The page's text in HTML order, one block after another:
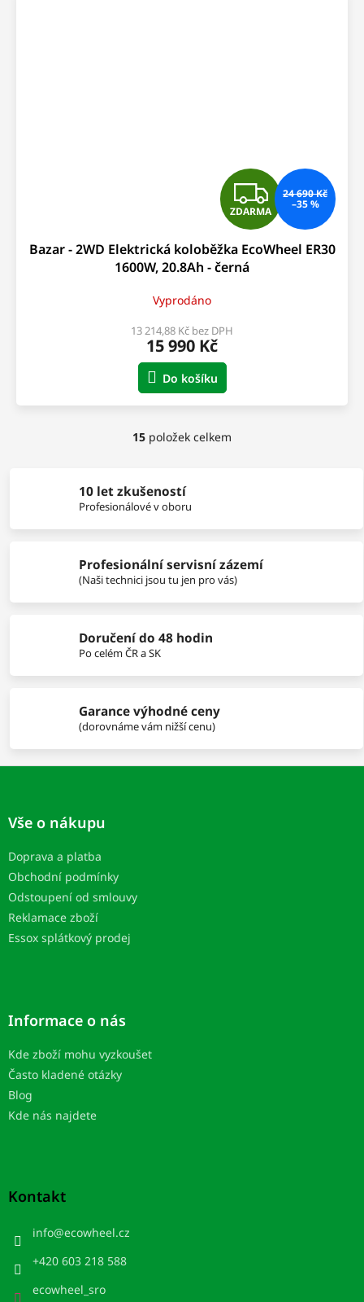
Z
D
A
ZDARMA
24 690 Kč
–35 %
Bazar - 2WD Elektrická koloběžka EcoWheel ER30
1600W, 20.8Ah - černá
Vyprodáno
13 214,88 Kč bez DPH
15 990 Kč
Do košíku
O
á
d
c
p
r
v
v
p
s
u
15 položek celkem
10 let zkušeností
Profesionálové v oboru
Profesionální servisní zázemí
(Naši technici jsou tu jen pro vás)
Doručení do 48 hodin
Po celém ČR a SK
Garance výhodné ceny
(dorovnáme vám nižší cenu)
Z
Vše o nákupu
Doprava a platba
Obchodní podmínky
Odstoupení od smlouvy
Reklamace zboží
Essox splátkový prodej
Informace o nás
Kde zboží mohu vyzkoušet
Často kladené otázky
Blog
Kde nás najdete
Kontakt
info@ecowheel.cz
+420 603 218 588
ecowheel_sro